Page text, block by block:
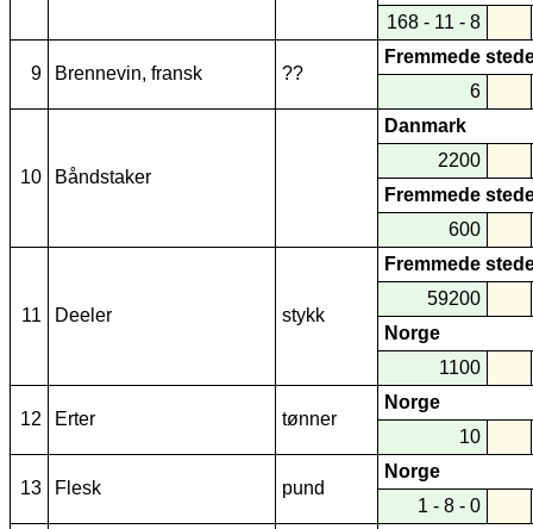
168 - 11 - 8
9 Brennevin, fransk ??
Fremmede
6
10 Båndstaker
Danmark
2200
Fremmede
600
11 Deeler stykk
Fremmede
59200
Norge
1100
12 Erter tønner
Norge
10
13 Flesk pund
Norge
1 - 8 - 0